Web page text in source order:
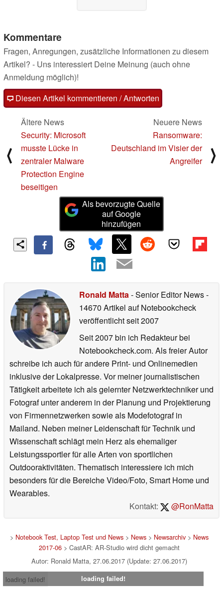
Kommentare
Fragen, Anregungen, zusätzliche Informationen zu diesem
Artikel? - Uns interessiert Deine Meinung (auch ohne
Anmeldung möglich)!
Diesen Artikel kommentieren / Antworten
⟨
Ältere News
Security: Microsoft
musste Lücke in
zentraler Malware
Protection Engine
beseitigen
Neuere News
Ransomware:
Deutschland im Visier der
Angreifer
⟩
Als bevorzugte Quelle
auf Google
hinzufügen
Ronald Matta- Senior Editor News-
14670 Artikel auf Notebookcheck
veröffentlichtseit 2007
Seit 2007 bin ich Redakteur bei
Notebookcheck.com. Als freier Autor
schreibe ich auch für andere Print- und Onlinemedien
inklusive der Lokalpresse. Vor meiner journalistischen
Tätigkeit arbeitete ich als gelernter Netzwerktechniker und
Fotograf unter anderem in der Planung und Projektierung
von Firmennetzwerken sowie als Modefotograf in
Mailand. Neben meiner Leidenschaft für Technik und
Wissenschaft schlägt mein Herz als ehemaliger
Leistungssportler für alle Arten von sportlichen
Outdooraktivitäten. Thematisch interessiere ich mich
besonders für die Bereiche Video/Foto, Smart Home und
Wearables.
Kontakt:
@RonMatta
> Notebook Test, Laptop Test und News> News> Newsarchiv> News
2017-06> CastAR: AR-Studio wird dicht gemacht
Autor: Ronald Matta, 27.06.2017 (Update: 27.06.2017)
loading failed!
loading failed!